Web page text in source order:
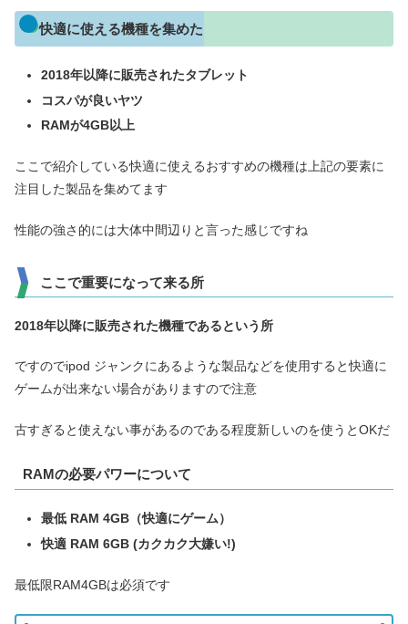
快適に使える機種を集めた
2018年以降に販売されたタブレット
コスパが良いヤツ
RAMが4GB以上
ここで紹介している快適に使えるおすすめの機種は上記の要素に
注目した製品を集めてます
性能の強さ的には大体中間辺りと言った感じですね
ここで重要になって来る所
2018年以降に販売された機種であるという所
ですのでipod ジャンクにあるような製品などを使用すると快適に
ゲームが出来ない場合がありますので注意
古すぎると使えない事があるのである程度新しいのを使うとOKだ
RAMの必要パワーについて
最低 RAM 4GB（快適にゲーム）
快適 RAM 6GB (カクカク大嫌い!)
最低限RAM4GBは必須です